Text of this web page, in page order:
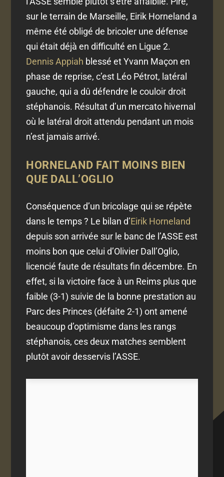
sur le terrain de Marseille, Eirik Horneland a
même été obligé de bricoler une défense
qui était déjà en difficulté en Ligue 2.
Dennis Appiah blessé et Yvann Maçon en
phase de reprise, c’est Léo Pétrot, latéral
gauche, qui a dû défendre le couloir droit
stéphanois. Résultat d’un mercato hivernal
où le latéral droit attendu pendant un mois
n’est jamais arrivé.
HORNELAND FAIT MOINS BIEN
QUE DALL’OGLIO
Conséquence d’un bricolage qui se répète
dans le temps ? Le bilan d’Eirik Horneland
depuis son arrivée sur le banc de l’ASSE est
moins bon que celui d’Olivier Dall’Oglio,
licencié faute de résultats fin décembre. En
effet, si la victoire face à un Reims plus que
faible (3-1) suivie de la bonne prestation au
Parc des Princes (défaite 2-1) ont amené
beaucoup d’optimisme dans les rangs
stéphanois, ces deux matches semblent
plutôt avoir desservis l’ASSE.